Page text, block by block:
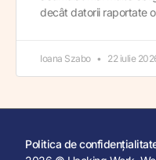
decât datorii raportate
Ioana Szabo 22 iulie
Politica de